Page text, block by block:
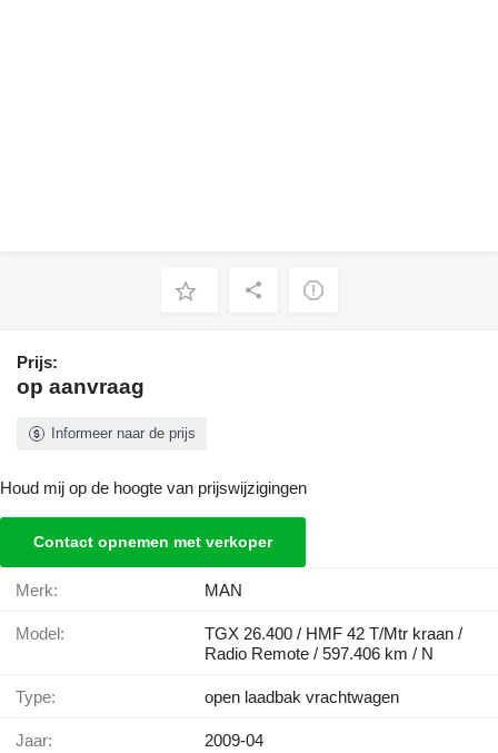
Prijs:
op aanvraag
Informeer naar de prijs
Houd mij op de hoogte van prijswijzigingen
Contact opnemen met verkoper
Merk: MAN
Model:
TGX 26.400 / HMF 42 T/Mtr kraan /
Radio Remote / 597.406 km / N
Type: open laadbak vrachtwagen
Jaar: 2009-04